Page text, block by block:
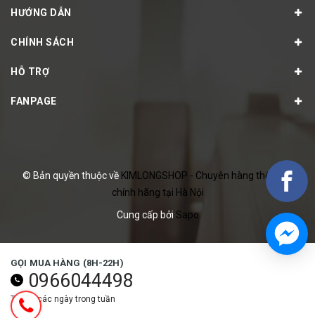
HƯỚNG DẪN
CHÍNH SÁCH
HỖ TRỢ
FANPAGE
© Bản quyền thuộc về KIMLONGSHOP - Chuyên hàng thể thao
chính hãng tại Hà Nội
Cung cấp bởi Sapo
GỌI MUA HÀNG (8H-22H)
0966044498
Tất cả các ngày trong tuần